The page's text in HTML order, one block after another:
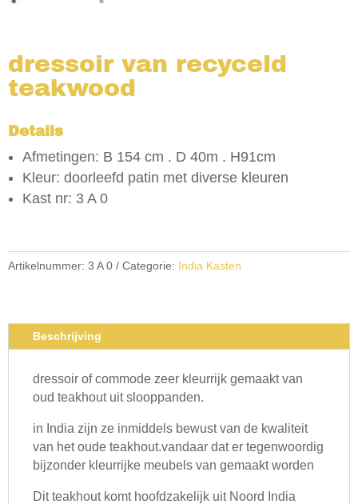
dressoir van recyceld
teakwood
Details
Afmetingen: B 154 cm . D 40m . H91cm
Kleur: doorleefd patin met diverse kleuren
Kast nr: 3 A 0
Artikelnummer: 3 A 0 Categorie: India Kasten
Beschrijving
dressoir of commode zeer kleurrijk gemaakt van
oud teakhout uit slooppanden.
in India zijn ze inmiddels bewust van de kwaliteit
van het oude teakhout.vandaar dat er tegenwoordig
bijzonder kleurrijke meubels van gemaakt worden
Dit teakhout komt hoofdzakelijk uit Noord India